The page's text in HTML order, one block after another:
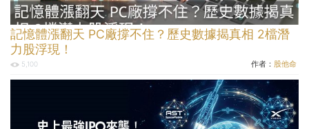
記憶體漲翻天 PC廠撐不住？歷史數據揭真相 2檔潛
力股浮現！
5,100 作者： 股他命